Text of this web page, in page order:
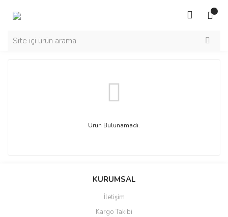
Ürün Bulunamadı.
KURUMSAL
İletişim
Kargo Takibi